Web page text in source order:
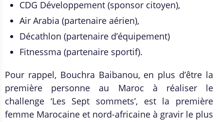
CDG Développement (sponsor citoyen),
Air Arabia (partenaire aérien),
Décathlon (partenaire d’équipement)
Fitnessma (partenaire sportif).
Pour rappel, Bouchra Baibanou, en plus d’être la
première personne au Maroc à réaliser le
challenge ‘Les Sept sommets’, est la première
femme Marocaine et nord-africaine à gravir le plus